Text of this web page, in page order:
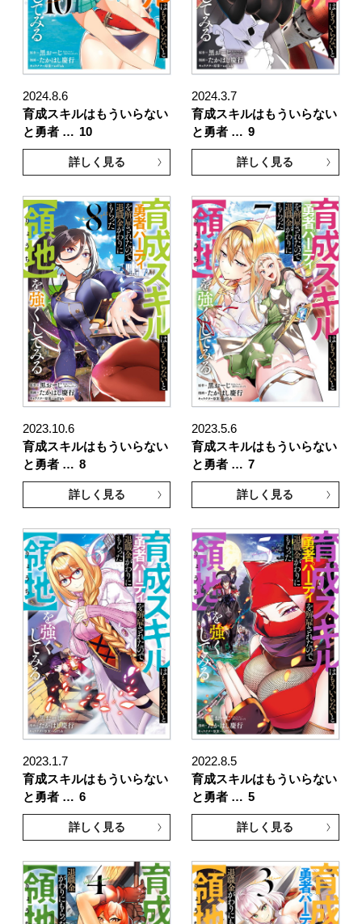
2024.8.6
育成スキルはもういらない
と勇者 … 10
詳しく見る
2024.3.7
育成スキルはもういらない
と勇者 … 9
詳しく見る
2023.10.6
育成スキルはもういらない
と勇者 … 8
詳しく見る
2023.5.6
育成スキルはもういらない
と勇者 … 7
詳しく見る
2023.1.7
育成スキルはもういらない
と勇者 … 6
詳しく見る
2022.8.5
育成スキルはもういらない
と勇者 … 5
詳しく見る